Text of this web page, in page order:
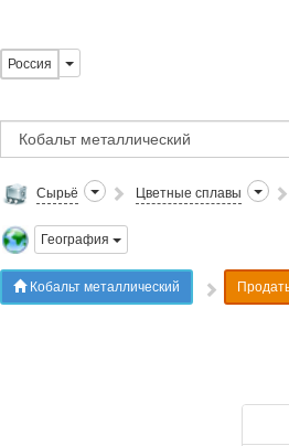
Россия
Сырьё Цветные сплавы
География
Кобальт металлический